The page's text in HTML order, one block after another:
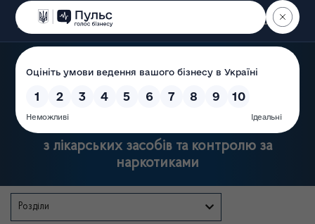
Пошук
Державна служба України
з лікарських засобів та контролю за
наркотиками
Розділи